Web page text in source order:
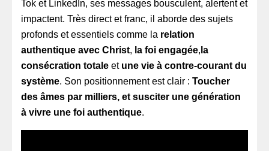
Tok et LinkedIn, ses messages bousculent, alertent et
impactent. Très direct et franc, il aborde des sujets
profonds et essentiels comme la relation
authentique avec Christ, la foi engagée, la
consécration totale et une vie à contre-courant du
système. Son positionnement est clair : Toucher
des âmes par milliers, et susciter une génération
à vivre une foi authentique.